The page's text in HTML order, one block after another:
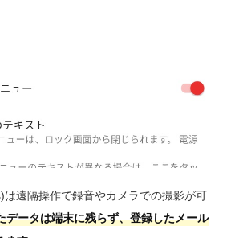
遠隔操作で録音やカメラでの撮影が可
データは端末に残らず、登録したメール